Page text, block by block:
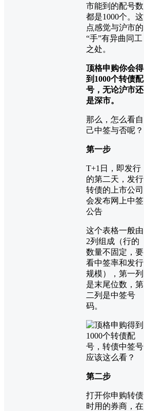
市能到的配号数
都是1000个。这
点感觉与沪市的
“手”有异曲同工
之处。
顶格申购你会得
到1000个转债配
号，无论沪市还
是深市。
那么，怎么看自
己中签与否呢？
第一步
T+1日，即发行
的第二天，发行
转债的上市公司
会发布网上中签
公告
这个表格一般由
2列组成（行的
数量不固定，要
看中签率和发行
规模），第一列
是末尾位数，第
二列是中签号
码。
第二步
打开你申购转债
时用的券商，在